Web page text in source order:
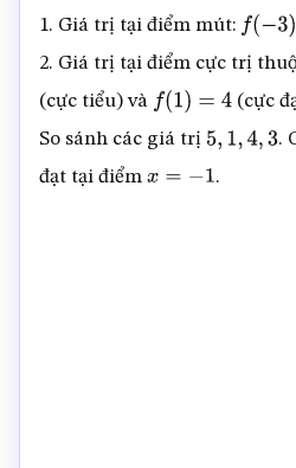
1. Giá trị tại điểm mút: f( − )=
2. Giá trị tại điểm cực trị
(cực tiểu) và f( 1)= 4
(cực
So sánh các giá trị 5,1,4 ,3 .
đạt tại điểm x=− .